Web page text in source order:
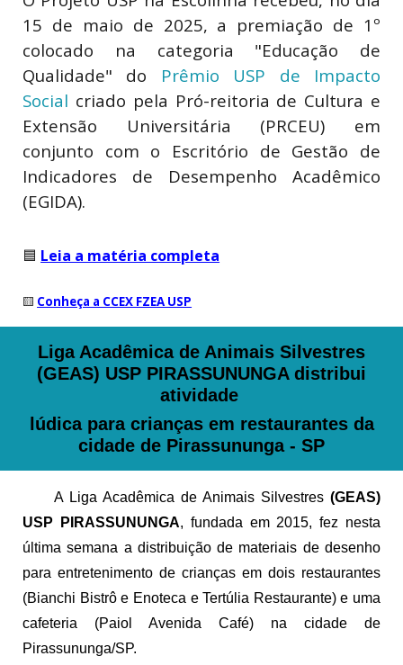
15 de maio de 2025, a premiação de 1º
colocado na categoria "Educação de
Qualidade" do Prêmio USP de Impacto
Social criado pela Pró-reitoria de Cultura e
Extensão Universitária (PRCEU) em
conjunto com o Escritório de Gestão de
Indicadores de Desempenho Acadêmico
(EGIDA).
🟦 Leia a matéria completa
🟨 Conheça a CCEX FZEA USP
Liga Acadêmica de Animais Silvestres
(GEAS) USP PIRASSUNUNGA distribui
atividade
lúdica para crianças em restaurantes da
cidade de Pirassununga - SP
A Liga Acadêmica de Animais Silvestres(GEAS)
USP PIRASSUNUNGA, fundada em 2015, fez nesta
última semana a distribuição de materiais de desenho
para entretenimento de crianças em dois restaurantes
(Bianchi Bistrô e Enoteca e Tertúlia Restaurante) e uma
cafeteria (Paiol Avenida Café) na cidade de
Pirassununga/SP.